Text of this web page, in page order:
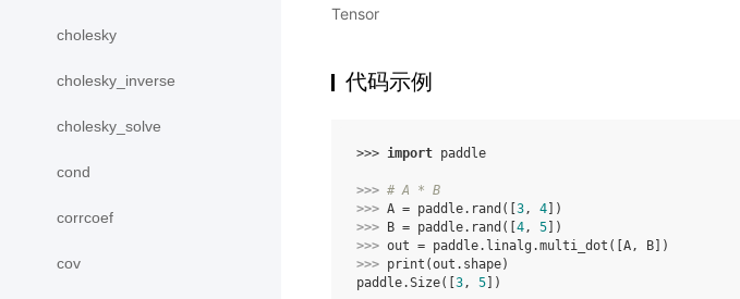
cholesky
cholesky_inverse
cholesky_solve
cond
corrcoef
cov
Tensor
代码示例
>>> import paddle
>>> # A * B
>>> A = paddle. rand ([ 3, 4 ])
>>>
B = paddle. rand ([ 4, 5 ])
>>> out = paddle. linalg .multi_dot ([ A, B ])
>>> print (out . shape)
paddle.Size([ 3, 5 ])